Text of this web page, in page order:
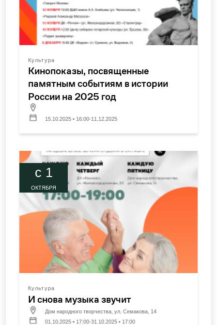
Культура
Кинопоказы, посвященные
памятным событиям в истории
России на 2025 год
15.10.2025 • 16:00-11.12.2025
c 1
ОКТЯБРЯ
Культура
И снова музыка звучит
Дом народного творчества, ул. Семакова, 14
01.10.2025 • 17:00-31.10.2025 • 17:00